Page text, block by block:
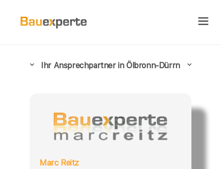
Ihr Ansprechpartner in Ölbronn-Dürrn
Marc Reitz